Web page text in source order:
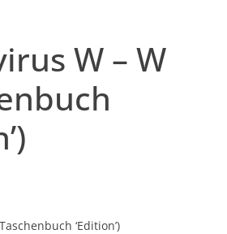
W – W
‘Edition’)